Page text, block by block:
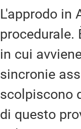
L'approdo in
procedurale.
in cui
sincronie
scolpiscono
di questo